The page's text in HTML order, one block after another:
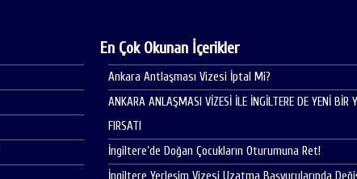
En Çok Okunan İçerikler
Ankara Antlaşması Vizesi İptal Mi?
ANKARA ANLAŞMASI VİZESİ İLE İNGİLTERE DE YENİ BİR
FIRSATI
İngiltere’de Doğan Çocukların Oturumuna Ret!
İngiltere Yerleşim Vizesi Uzatma Başvurularında